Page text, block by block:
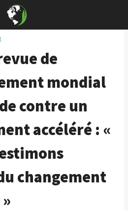
de
mondial
contre un
accéléré : «
changement